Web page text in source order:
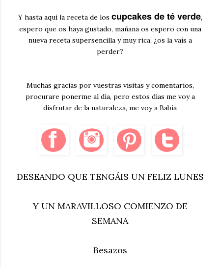
Y hasta aquí la receta de los cupcakes de té verde,
espero que os haya gustado, mañana os espero con una
nueva receta supersencilla y muy rica, ¿os la vaís a
perder?
Muchas gracias por vuestras visitas y comentarios,
procurare ponerme al día, pero estos días me voy a
disfrutar de la naturaleza, me voy a Babia
DESEANDO QUE TENGÁIS UN FELIZ LUNES
Y UN MARAVILLOSO COMIENZO DE
SEMANA
Besazos